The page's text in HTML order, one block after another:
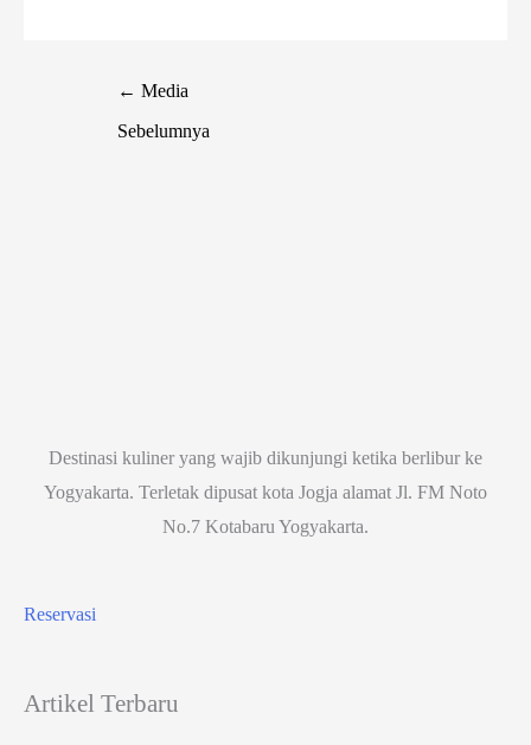
← Media
Sebelumnya
Destinasi kuliner yang wajib dikunjungi ketika berlibur ke
Yogyakarta. Terletak dipusat kota Jogja alamat Jl. FM Noto
No.7 Kotabaru Yogyakarta.
Reservasi
Artikel Terbaru